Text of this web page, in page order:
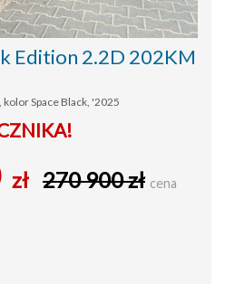
Edition 2.2D 202KM
Space Black, '2025
zł 270 900 zł cena